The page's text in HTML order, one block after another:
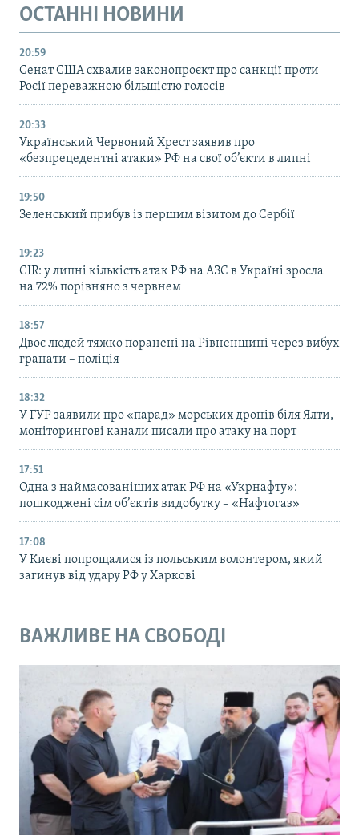
ОСТАННІ НОВИНИ
20:59
Cенат США схвалив законопроєкт про санкції проти
Росії переважною більшістю голосів
20:33
Український Червоний Хрест заявив про
«безпрецедентні атаки» РФ на свої об’єкти в липні
19:50
Зеленський прибув із першим візитом до Сербії
19:23
CIR: у липні кількість атак РФ на АЗС в Україні зросла
на 72% порівняно з червнем
18:57
Двоє людей тяжко поранені на Рівненщині через вибух
гранати – поліція
18:32
У ГУР заявили про «парад» морських дронів біля Ялти,
моніторингові канали писали про атаку на порт
17:51
Одна з наймасованіших атак РФ на «Укрнафту»:
пошкоджені сім об’єктів видобутку – «Нафтогаз»
17:08
У Києві попрощалися із польським волонтером, який
загинув від удару РФ у Харкові
ВАЖЛИВЕ НА СВОБОДІ